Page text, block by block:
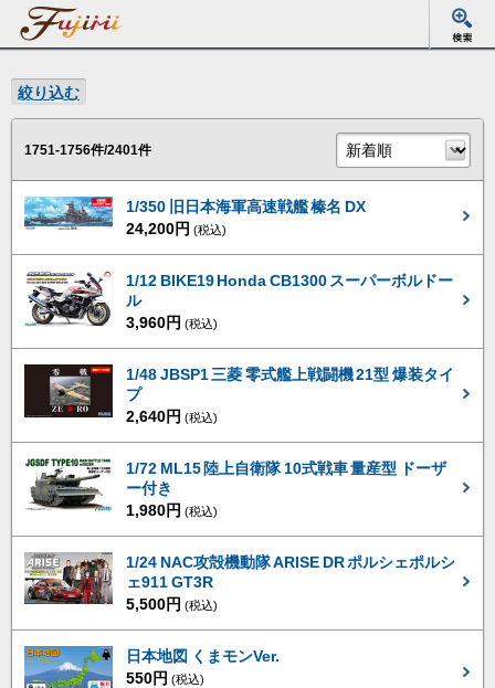
絞り込む
1751-1756件/2401件
1/350 旧日本海軍高速戦艦 榛名 DX
24,200円 (税込)
1/12 BIKE19 Honda CB1300 スーパーボルドー
ル
3,960円 (税込)
1/48 JBSP1 三菱 零式艦上戦闘機 21型 爆装タイ
プ
2,640円 (税込)
1/72 ML15 陸上自衛隊 10式戦車 量産型 ドーザ
ー付き
1,980円 (税込)
1/24 NAC攻殻機動隊 ARISE DR ポルシェポルシ
ェ911 GT3R
5,500円 (税込)
日本地図 くまモンVer.
550円 (税込)